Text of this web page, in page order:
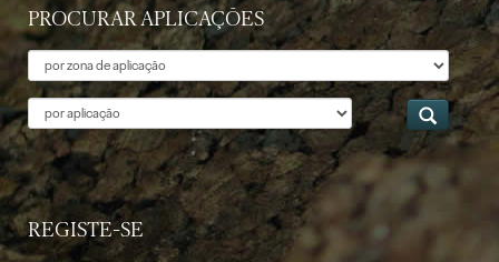
PROCURAR APLICAÇÕES
Tema
Aplicação
REGISTE-SE